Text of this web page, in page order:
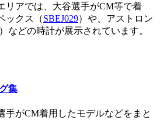
リアでは、大谷選手がCM等で着
ックス（SBEJ029）や、アストロン
などの時計が展示されています。
集
手がCM着用したモデルなどをまと